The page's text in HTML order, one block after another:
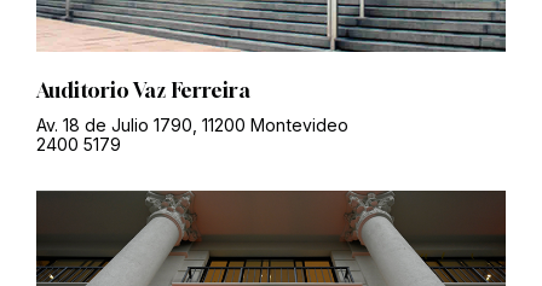
Auditorio Vaz Ferreira
Av. 18 de Julio 1790, 11200 Montevideo
2400 5179